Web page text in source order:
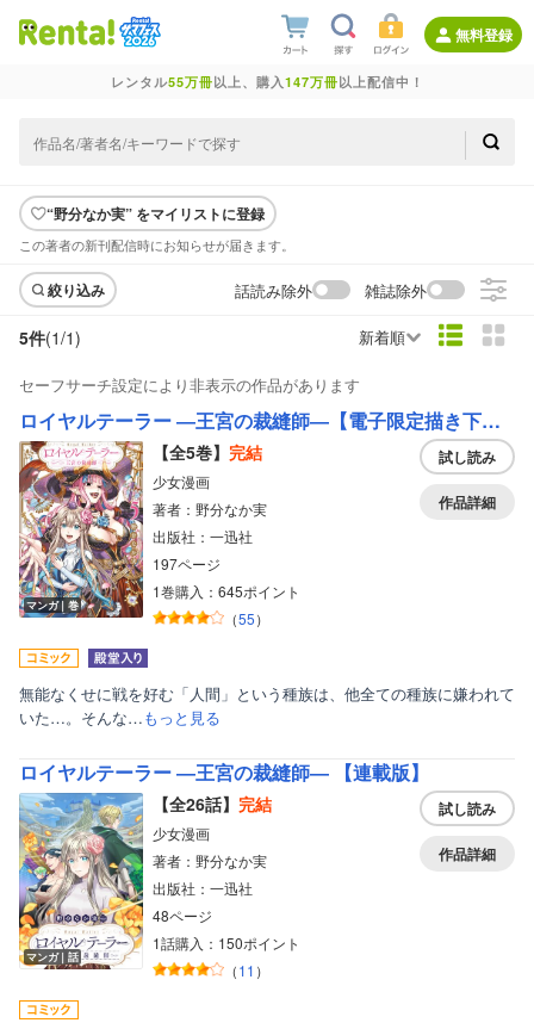
無料登録
レンタル55万冊以上、購入147万冊以上配信中！
“野分なか実” をマイリストに登録
この著者の新刊配信時にお知らせが届きます。
絞り込み 話読み除外 雑誌除外
5件(1/1) 新着順
セーフサーチ設定により非表示の作品があります
ロイヤルテーラー ―王宮の裁縫師―【電子限定描き下ろし漫画付き】
マンガ｜巻
【全5巻】 完結
少女漫画
著者：野分なか実
出版社：一迅社
197ページ
1巻購入：645ポイント
（55）
試し読み
作品詳細
無能なくせに戦を好む「人間」という種族は、他全ての種族に嫌われて
いた…。そんな…もっと見る
ロイヤルテーラー ―王宮の裁縫師― 【連載版】
マンガ｜話
【全26話】 完結
少女漫画
著者：野分なか実
出版社：一迅社
48ページ
1話購入：150ポイント
（11 ）
試し読み
作品詳細